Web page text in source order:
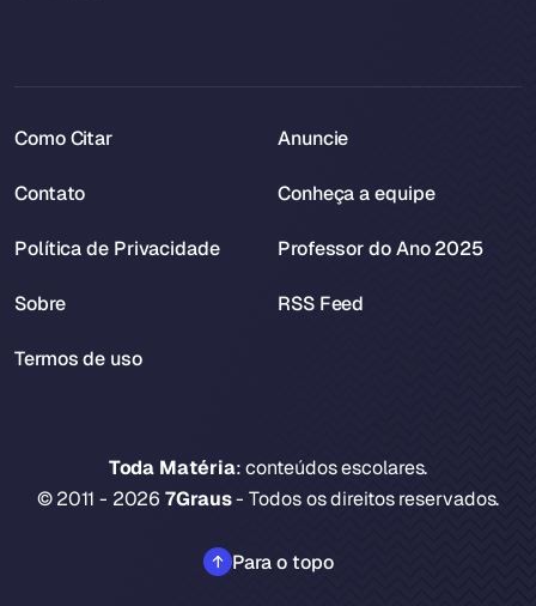
Toda Matéria: conteúdos escolares.
© 2011 - 20267Graus- Todos os direitos reservados.
Para o topo
Como Citar
Contato
Política de Privacidade
Sobre
Termos de uso
Anuncie
Conheça a equipe
Professor do Ano 2025
RSS Feed